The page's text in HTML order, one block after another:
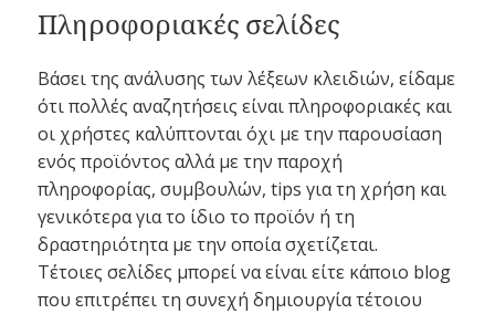
Πληροφοριακές σελίδες
Βάσει της ανάλυσης των λέξεων κλειδιών, είδαμε
ότι πολλές αναζητήσεις είναι πληροφοριακές και
οι χρήστες καλύπτονται όχι με την παρουσίαση
ενός προϊόντος αλλά με την παροχή
πληροφορίας, συμβουλών, tips για τη χρήση και
γενικότερα για το ίδιο το προϊόν ή τη
δραστηριότητα με την οποία σχετίζεται.
Τέτοιες σελίδες μπορεί να είναι είτε κάποιο blog
που επιτρέπει τη συνεχή δημιουργία τέτοιου